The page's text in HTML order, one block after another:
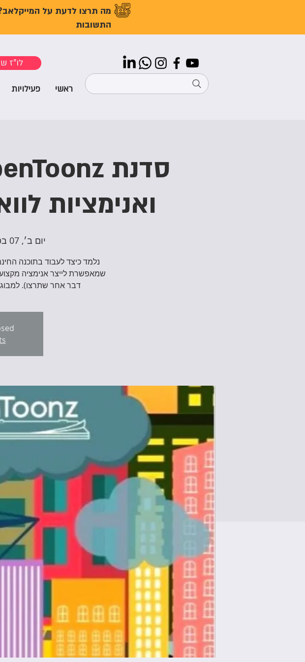
מה תרצו לדעת על
התשובות
לו"ז
ראשי פעילויות
ואנימציות
יום ב׳, 07 בפבר׳
שמאפשרת לייצר אנימציה
דבר אחר שתרצו). למבוגרים, נוער מגיל